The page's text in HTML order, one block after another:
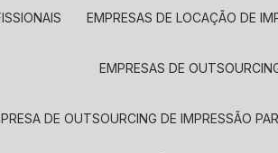
EMPRESAS DE LOCAÇÃO DE
EMPRESAS DE
DE OUTSOURCING DE IMPRESSÃO